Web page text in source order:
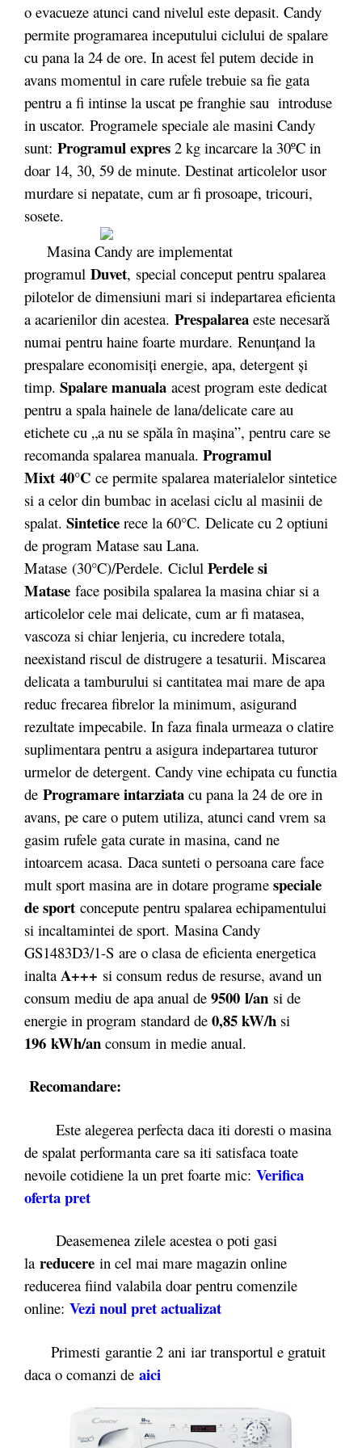
o evacueze atunci cand nivelul este depasit. Candy
permite programarea inceputului ciclului de spalare
cu pana la 24 de ore. In acest fel putem decide in
avans momentul in care rufele trebuie sa fie gata
pentru a fi intinse la uscat pe franghie sau introduse
in uscator. Programele speciale ale masini Candy
sunt: Programul expres 2 kg incarcare la 30ºC in
doar 14, 30, 59 de minute. Destinat articolelor usor
murdare si nepatate, cum ar fi prosoape, tricouri,
sosete.
Masina Candy are implementat
programul Duvet, special conceput pentru spalarea
pilotelor de dimensiuni mari si indepartarea eficienta
a acarienilor din acestea. Prespalarea este necesară
numai pentru haine foarte murdare. Renunţand la
prespalare economisiţi energie, apa, detergent şi
timp. Spalare manuala acest program este dedicat
pentru a spala hainele de lana/delicate care au
etichete cu „a nu se spăla în maşina”, pentru care se
recomanda spalarea manuala. Programul
Mixt 40°C ce permite spalarea materialelor sintetice
si a celor din bumbac in acelasi ciclu al masinii de
spalat. Sintetice rece la 60°C. Delicate cu 2 optiuni
de program Matase sau Lana.
Matase (30°C)/Perdele. Ciclul Perdele si
Matase face posibila spalarea la masina chiar si a
articolelor cele mai delicate, cum ar fi matasea,
vascoza si chiar lenjeria, cu incredere totala,
neexistand riscul de distrugere a tesaturii. Miscarea
delicata a tamburului si cantitatea mai mare de apa
reduc frecarea fibrelor la minimum, asigurand
rezultate impecabile. In faza finala urmeaza o clatire
suplimentara pentru a asigura indepartarea tuturor
urmelor de detergent. Candy vine echipata cu functia
de Programare intarziata cu pana la 24 de ore in
avans, pe care o putem utiliza, atunci cand vrem sa
gasim rufele gata curate in masina, cand ne
intoarcem acasa. Daca sunteti o persoana care face
mult sport masina are in dotare programe speciale
de sport concepute pentru spalarea echipamentului
si incaltamintei de sport. Masina Candy
GS1483D3/1-S are o clasa de eficienta energetica
inalta A+++ si consum redus de resurse, avand un
consum mediu de apa anual de 9500 l/an si de
energie in program standard de 0,85 kW/h si
196 kWh/an consum in medie anual.
Recomandare:
Este alegerea perfecta daca iti doresti o masina
de spalat performanta care sa iti satisfaca toate
nevoile cotidiene la un pret foarte mic: Verifica
oferta pret
Deasemenea zilele acestea o poti gasi
la reducere in cel mai mare magazin online
reducerea fiind valabila doar pentru comenzile
online: Vezi noul pret actualizat
Primesti garantie 2 ani iar transportul e gratuit
daca o comanzi de aici